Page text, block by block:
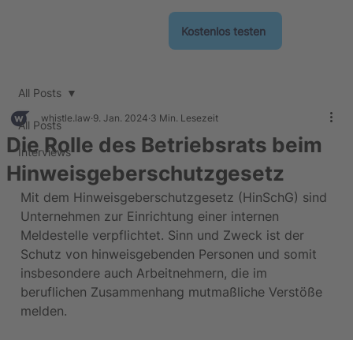
Kostenlos testen
All Posts
Interviews
All Posts
Die Rolle des Betriebsrats beim
Hinweisgeberschutzgesetz
whistle.law 9. Jan. 2024 3 Min. Lesezeit
Mit dem Hinweisgeberschutzgesetz (HinSchG) sind
Unternehmen zur Einrichtung einer internen
Meldestelle verpflichtet. Sinn und Zweck ist der
Schutz von hinweisgebenden Personen und somit
insbesondere auch Arbeitnehmern, die im
beruflichen Zusammenhang mutmaßliche Verstöße
melden.